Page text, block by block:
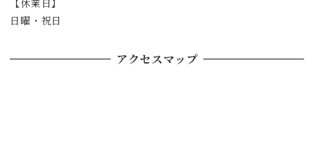
【休業日】
日曜・祝日
アクセスマップ